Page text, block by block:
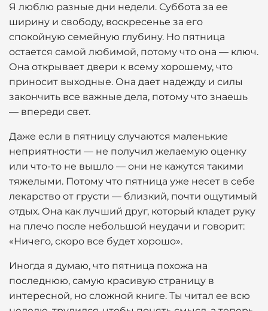
Я люблю разные дни недели. Суббота за ее
ширину и свободу, воскресенье за его
спокойную семейную глубину. Но пятница
остается самой любимой, потому что она — ключ.
Она открывает двери к всему хорошему, что
приносит выходные. Она дает надежду и силы
закончить все важные дела, потому что знаешь
— впереди свет.
Даже если в пятницу случаются маленькие
неприятности — не получил желаемую оценку
или что-то не вышло — они не кажутся такими
тяжелыми. Потому что пятница уже несет в себе
лекарство от грусти — близкий, почти ощутимый
отдых. Она как лучший друг, который кладет руку
на плечо после небольшой неудачи и говорит:
«Ничего, скоро все будет хорошо».
Иногда я думаю, что пятница похожа на
последнюю, самую красивую страницу в
интересной, но сложной книге. Ты читал ее всю